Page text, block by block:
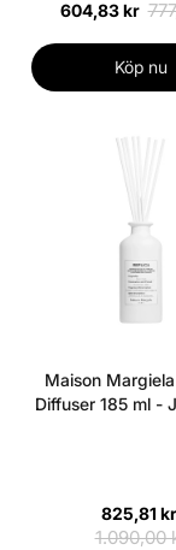
604,83 kr
Köp nu
Maison
Diffuser 185 ml -
825,81 kr
1.090,00